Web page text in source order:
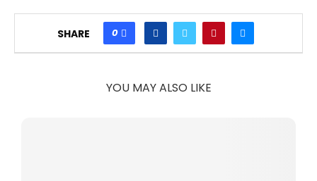
SHARE 0
YOU MAY ALSO LIKE